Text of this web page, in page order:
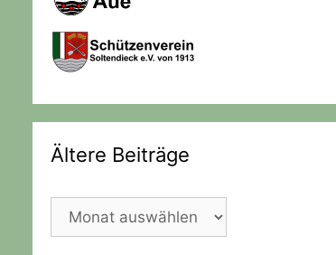
Ältere Beiträge
Ältere
Beiträge